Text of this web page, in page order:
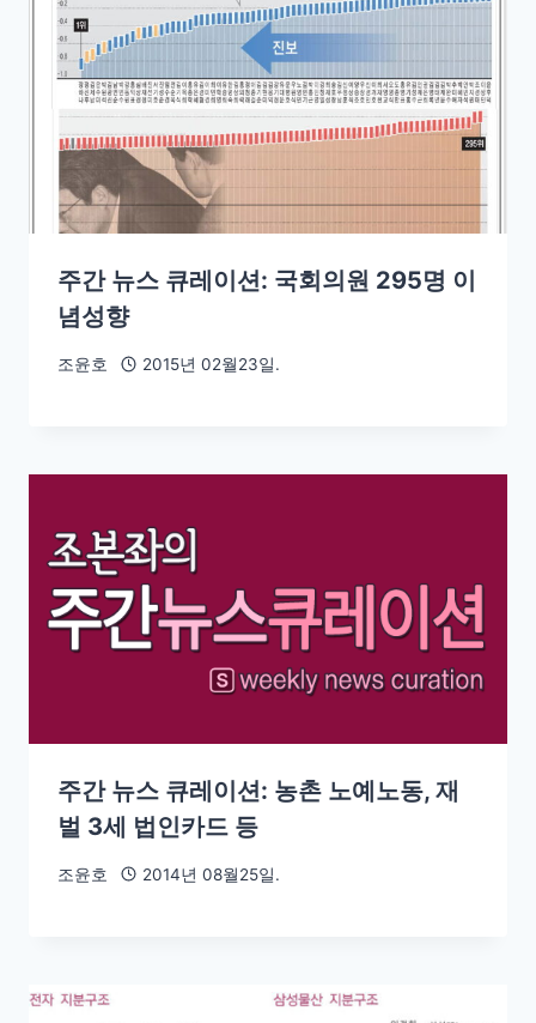
주간 뉴스 큐레이션: 국회의원 295명 이
념성향
조윤호 2015년 02월23일.
주간 뉴스 큐레이션: 농촌 노예노동, 재
벌 3세 법인카드 등
조윤호 2014년 08월25일.